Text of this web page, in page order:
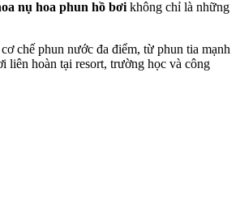
nụ hoa phun hồ bơikhông chỉ là những
chế phun nước đa điểm, từ phun tia mạnh
liên hoàn tại resort, trường học và công